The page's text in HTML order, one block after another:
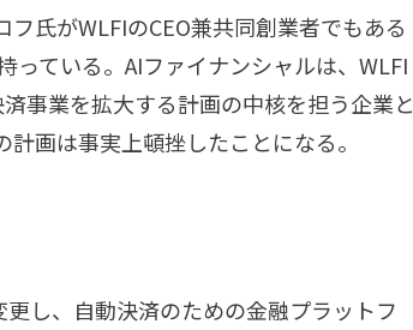
氏がWLFIのCEO兼共同創業者でもある
っている。AIファイナンシャルは、WLFI
事業を拡大する計画の中核を担う企業と
画は事実上頓挫したことになる。
し、自動決済のための金融プラットフ